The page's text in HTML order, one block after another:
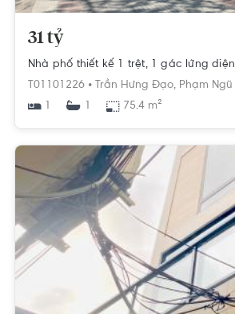
31 tỷ
Nhà phố thiết kế 1 trệt, 1 gác lửng
T01101226 • Trần Hưng Đạo, Phạm Ngũ
1
1 75.4 m²